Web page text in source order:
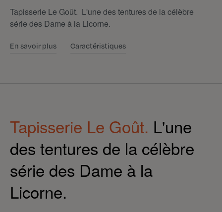
Tapisserie Le Goût. L'une des tentures de la célèbre
série des Dame à la Licorne.
En savoir plus Caractéristiques
Tapisserie Le Goût. L'une
des tentures de la célèbre
série des Dame à la
Licorne.